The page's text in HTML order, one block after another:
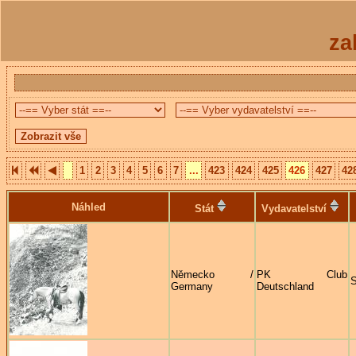
1 2 3 4 5 6 7 ... 423 424 425 426 427
Náhled Stát Vydavatelství
Německo /
Germany
PK Club
Deutschland